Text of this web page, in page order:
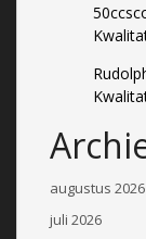
augustus 2026
juli 2026